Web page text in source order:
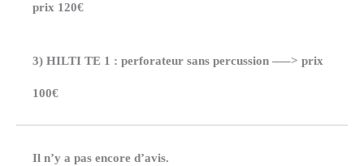
prix 120€
3) HILTI TE 1 : perforateur sans percussion —–> prix
100€
Il n’y a pas encore d’avis.